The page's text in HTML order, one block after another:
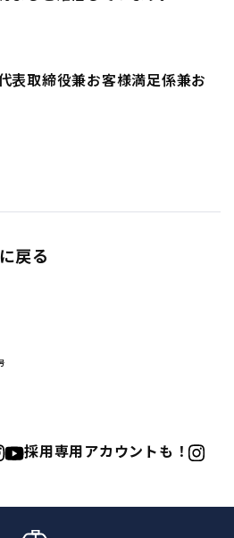
取締役兼お客様満足係兼お
戻る
採用専用アカウントも！